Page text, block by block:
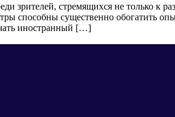
зрителей, стремящихся не только
способны существенно обогатить
иностранный […]